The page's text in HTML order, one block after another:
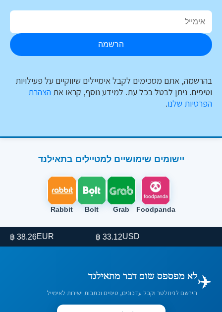
הרשמה
בהרשמה, אתם מסכימים לקבל אימיילים שיווקיים על פעילויות
וטיפים. ניתן לבטל בכל עת. למידע נוסף, קראו את הצהרת
הפרטיות שלנו.
יישומים שימושיים למטיילים בתאילנד
Foodpanda
Grab
Bolt
Rabbit
USD
33.12 ฿
EUR
38.26 ฿
✈️לא מפספס שום דבר מתאילנד
הירשם לניוזלטר וקבל עדכונים, טיפים וכתבות ישירות לאימייל